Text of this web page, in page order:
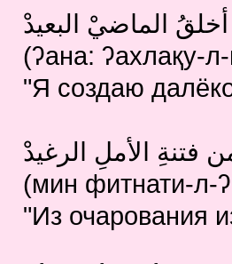
أخلقُ الماضيْ البعيدْ
(ʔана: ʔахлақу-
"Я создаю
فتنةِ الأملِ الرغيدْ
(мин фитнати-л-
"Из очарования